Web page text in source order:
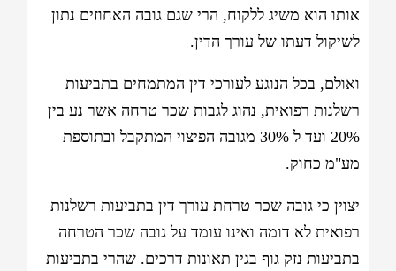
אותו הוא משיג ללקוח, הרי שגם גובה האחוזים נתון
לשיקול דעתו של עורך הדין.
ואולם, בכל הנוגע לעורכי דין המתמחים בתביעות
רשלנות רפואית, נהוג לגבות שכר טרחה אשר נע בין
20% ועד ל 30% מגובה הפיצוי המתקבל ובתוספת
מע"מ כחוק.
יצוין כי גובה שכר טרחת עורך דין בתביעות רשלנות
רפואית לא דומה ואינו עומד על גובה שכר הטרחה
בתביעות נזק גוף בגין תאונות דרכים. שהרי בתביעות